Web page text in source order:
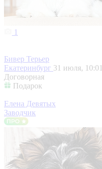
1
Бивер Терьер
Екатеринбург 31 июля, 10:01
Договорная
Подарок
Елена Девятых
Заводчик